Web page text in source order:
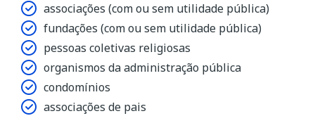
associações (com ou sem utilidade pública)
fundações (com ou sem utilidade pública)
pessoas coletivas religiosas
organismos da administração pública
condomínios
associações de pais